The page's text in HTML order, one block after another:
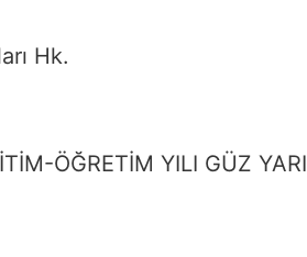
Hk.
ÖĞRETİM YILI GÜZ